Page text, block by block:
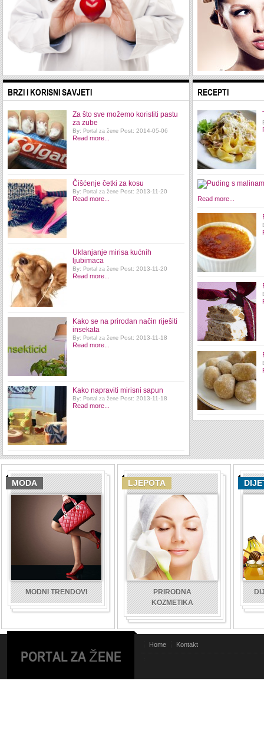
BRZI I KORISNI SAVJETI
Za što sve možemo koristiti pastu
za zube
By: Portal za žene Post: 2014-05-06
Read more...
Čišćenje četki za kosu
By: Portal za žene Post: 2013-11-20
Read more...
Uklanjanje mirisa kućnih
ljubimaca
By: Portal za žene Post: 2013-11-20
Read more...
Kako se na prirodan način riješiti
insekata
By: Portal za žene Post: 2013-11-18
Read more...
Kako napraviti mirisni sapun
By: Portal za žene Post: 2013-11-18
Read more...
RECEPTI
Read more...
MODA
MODNI TRENDOVI
LJEPOTA
PRIRODNA
KOZMETIKA
PORTAL ZA ŽENE
Home Kontakt